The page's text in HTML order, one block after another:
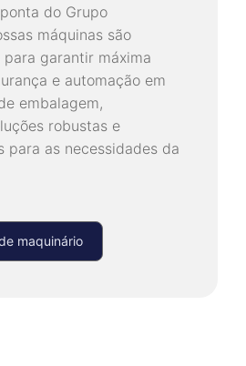
do Grupo
máquinas são
garantir máxima
e automação em
embalagem,
robustas e
para as necessidades da
maquinário